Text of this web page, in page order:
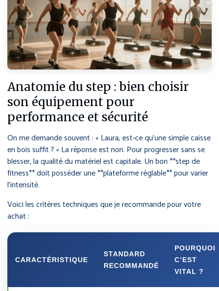
Anatomie du step : bien choisir
son équipement pour
performance et sécurité
On me demande souvent : « Laura, est-ce qu’une simple caisse
en bois suffit ? » La réponse est non. Pour progresser sans se
blesser, la qualité du matériel est capitale. Un bon **step de
fitness** doit posséder une **plateforme réglable** pour varier
l’intensité.
Voici les critères techniques que je recommande pour votre
achat :
CARACTÉRISTIQUE
STANDARD
RECOMMANDÉ
POURQUOI
C’EST
VITAL ?